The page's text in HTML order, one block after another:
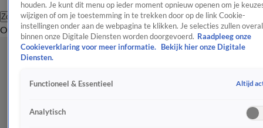
Zoeken
OverzichtEntertainmentSpraakmakendRealityCrimeVideo's
houden. Je kunt dit menu op ieder moment opnieuw openen om je
wijzigen of om je toestemming in te trekken door op de link Cookie-
instellingen onder aan de webpagina te klikken. Je selecties zullen overal
binnen onze Digitale Diensten worden doorgevoerd. Raadpleeg onze
Cookieverklaring voor meer informatie.
Bekijk hier onze Digitale
Diensten.
Functioneel & Essentieel Altijd
Analytisch